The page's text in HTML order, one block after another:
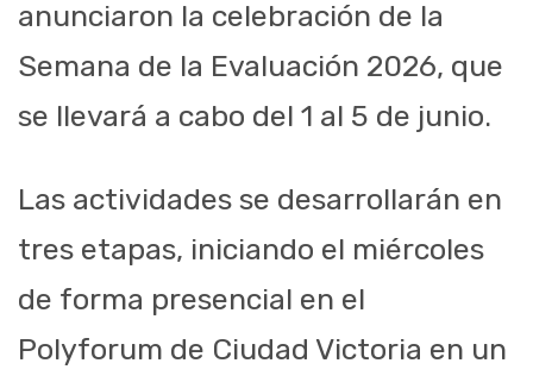
anunciaron la celebración de la
Semana de la Evaluación 2026, que
se llevará a cabo del 1 al 5 de junio.
Las actividades se desarrollarán en
tres etapas, iniciando el miércoles
de forma presencial en el
Polyforum de Ciudad Victoria en un